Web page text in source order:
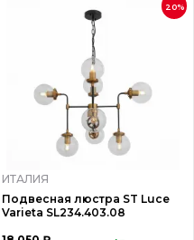
20%
ИТАЛИЯ
Подвесная люстра ST Luce
Varieta SL234.403.08